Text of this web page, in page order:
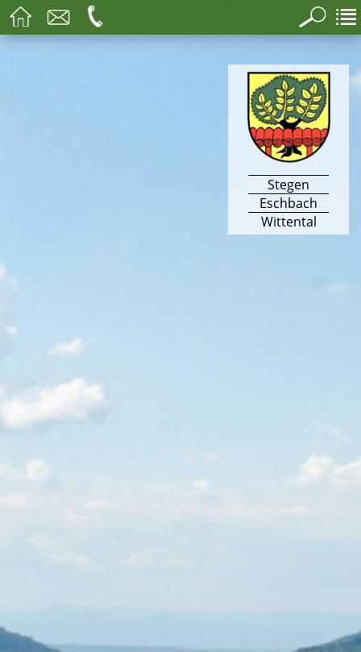
Stegen
Eschbach
Wittental